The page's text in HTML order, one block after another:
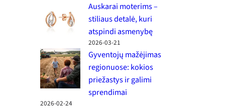
Auskarai moterims –
stiliaus detalė, kuri
atspindi asmenybę
2026-03-21
Gyventojų mažėjimas
regionuose: kokios
priežastys ir galimi
sprendimai
2026-02-24